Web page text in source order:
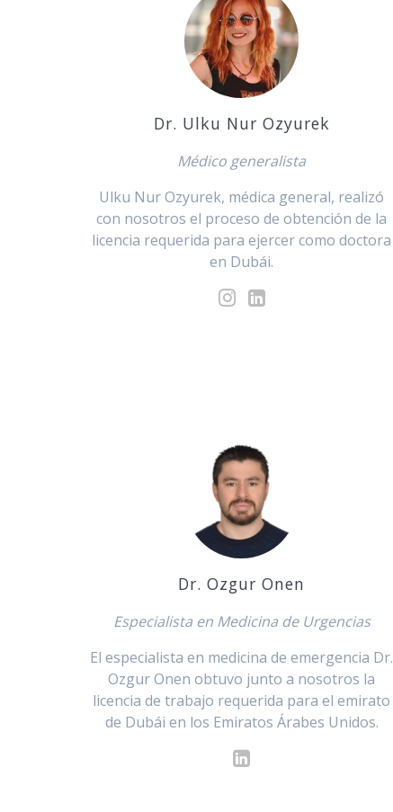
Dr. Ulku Nur Ozyurek
Médico generalista
Ulku Nur Ozyurek, médica general, realizó
con nosotros el proceso de obtención de la
licencia requerida para ejercer como doctora
en Dubái.
Dr. Ozgur Onen
Especialista en Medicina de Urgencias
El especialista en medicina de emergencia Dr.
Ozgur Onen obtuvo junto a nosotros la
licencia de trabajo requerida para el emirato
de Dubái en los Emiratos Árabes Unidos.